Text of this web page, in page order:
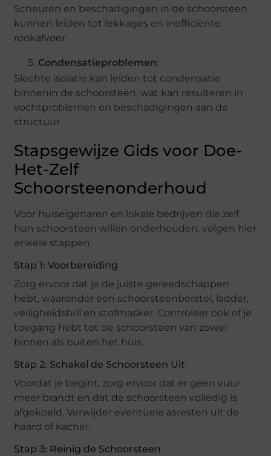
Scheuren en beschadigingen in de schoorsteen
kunnen leiden tot lekkages en inefficiënte
rookafvoer.
Condensatieproblemen:
Slechte isolatie kan leiden tot condensatie
binnenin de schoorsteen, wat kan resulteren in
vochtproblemen en beschadigingen aan de
structuur.
Stapsgewijze Gids voor Doe-
Het-Zelf
Schoorsteenonderhoud
Voor huiseigenaren en lokale bedrijven die zelf
hun schoorsteen willen onderhouden, volgen hier
enkele stappen:
Stap 1: Voorbereiding
Zorg ervoor dat je de juiste gereedschappen
hebt, waaronder een schoorsteenborstel, ladder,
veiligheidsbril en stofmasker. Controleer ook of je
toegang hebt tot de schoorsteen van zowel
binnen als buiten het huis.
Stap 2: Schakel de Schoorsteen Uit
Voordat je begint, zorg ervoor dat er geen vuur
meer brandt en dat de schoorsteen volledig is
afgekoeld. Verwijder eventuele asresten uit de
haard of kachel.
Stap 3: Reinig de Schoorsteen